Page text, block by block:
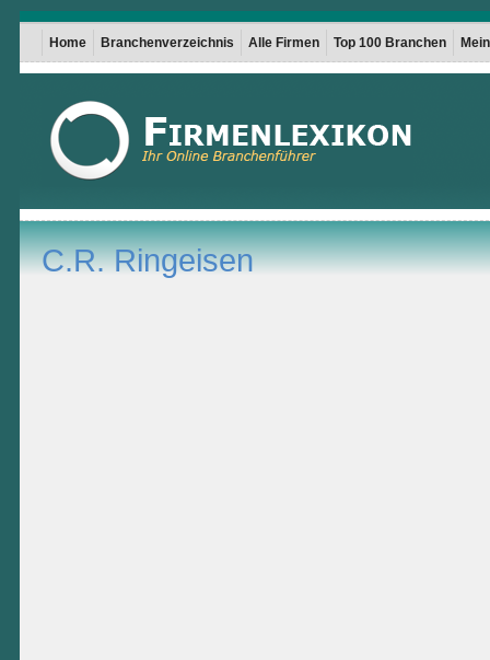
Home Branchenverzeichnis Alle Firmen Top 100 Branchen
C.R. Ringeisen